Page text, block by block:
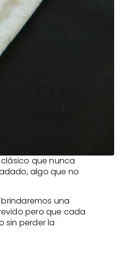
que nunca
algo que no
una
pero que cada
sin perder la